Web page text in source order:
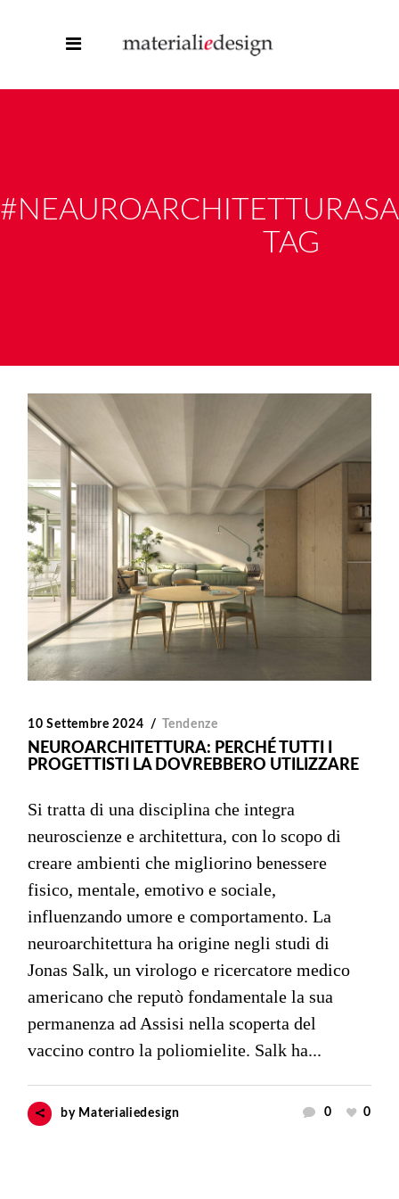
TAG
10 Settembre 2024 Tendenze
NEUROARCHITETTURA: PERCHÉ TUTTI I
PROGETTISTI LA DOVREBBERO UTILIZZARE
Si tratta di una disciplina che integra
neuroscienze e architettura, con lo scopo di
creare ambienti che migliorino benessere
fisico, mentale, emotivo e sociale,
influenzando umore e comportamento. La
neuroarchitettura ha origine negli studi di
Jonas Salk, un virologo e ricercatore medico
americano che reputò fondamentale la sua
permanenza ad Assisi nella scoperta del
vaccino contro la poliomielite. Salk ha...
by Materialiedesign 0 0